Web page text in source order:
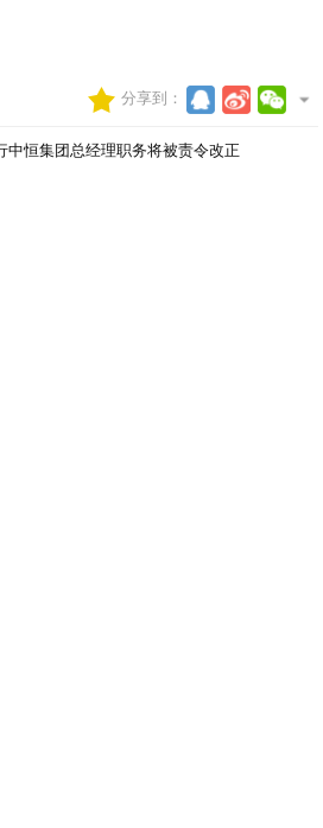
分享到：
中恒集团总经理职务将被责令改正